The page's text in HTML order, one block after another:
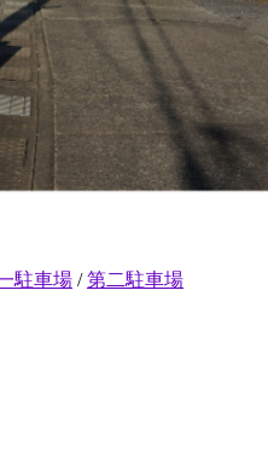
駐車場 /第二駐車場